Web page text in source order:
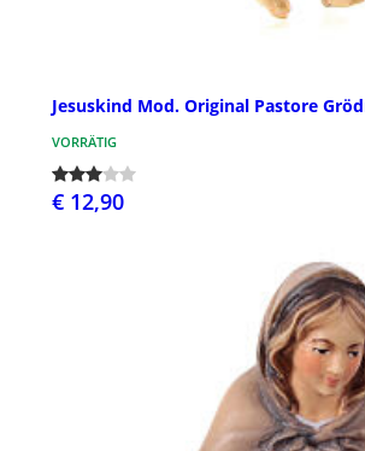
Jesuskind Mod. Original Pastore
VORRÄTIG
€ 12,90